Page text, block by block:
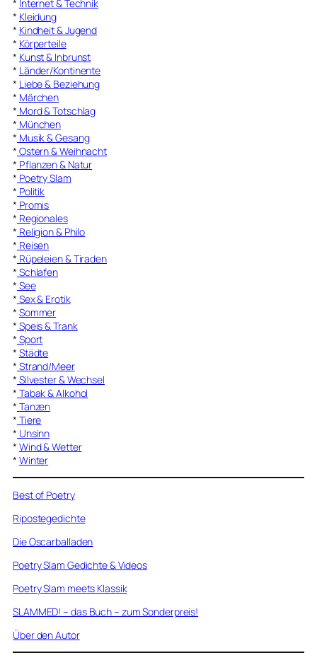
* Internet & Technik
* Kleidung
* Kindheit & Jugend
* Körperteile
* Kunst & Inbrunst
* Länder/Kontinente
* Liebe & Beziehung
* Märchen
* Mord & Totschlag
* München
* Musik & Gesang
* Ostern & Weihnacht
* Pflanzen & Natur
* Poetry Slam
* Politik
* Promis
* Regionales
* Religion & Philo
* Reisen
* Rüpeleien & Tiraden
* Schlafen
* See
* Sex & Erotik
* Sommer
* Speis & Trank
* Sport
* Städte
* Strand/Meer
* Silvester & Wechsel
* Tabak & Alkohol
* Tanzen
* Tiere
* Unsinn
* Wind & Wetter
* Winter
Best of Poetry
Ripostegedichte
Die Oscarballaden
Poetry Slam Gedichte & Videos
Poetry Slam meets Klassik
SLAMMED! – das Buch – zum Sonderpreis!
Über den Autor